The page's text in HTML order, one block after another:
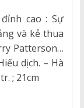
cao : Sự
và kẻ thua
Patterson…
dịch. – Hà
; 21cm